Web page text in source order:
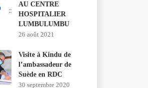
AU CENTRE
HOSPITALIER
LUMBULUMBU
26 août 2021
Visite à Kindu de
l’ambassadeur de
Suède en RDC
30 septembre 2020